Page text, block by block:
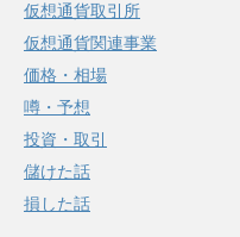
仮想通貨取引所
仮想通貨関連事業
価格・相場
噂・予想
投資・取引
儲けた話
損した話